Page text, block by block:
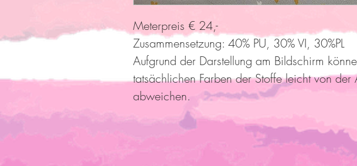
Meterpreis € 24,-
Zusammensetzung: 40% PU, 30% VI, 30%PL
Aufgrund der Darstellung am Bildschirm
tatsächlichen Farben der Stoffe leicht von der
abweichen.